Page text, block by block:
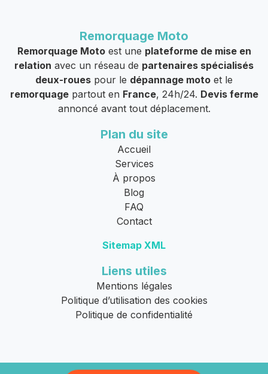
Remorquage Moto
Remorquage Motoest une plateforme de mise en
relation avec un réseau de partenaires spécialisés
deux-roues pour le dépannage moto et le
remorquagepartout en France, 24h/24. Devis ferme
annoncé avant tout déplacement.
Plan du site
Accueil
Services
À propos
Blog
FAQ
Contact
Sitemap XML
Liens utiles
Mentions légales
Politique d’utilisation des cookies
Politique de confidentialité